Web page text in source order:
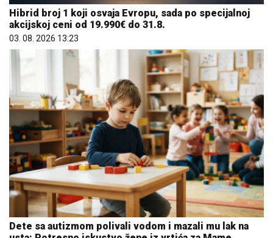
Hibrid broj 1 koji osvaja Evropu, sada po specijalnoj
akcijskoj ceni od 19.990€ do 31.8.
03. 08. 2026 13:23
Dete sa autizmom polivali vodom i mazali mu lak na